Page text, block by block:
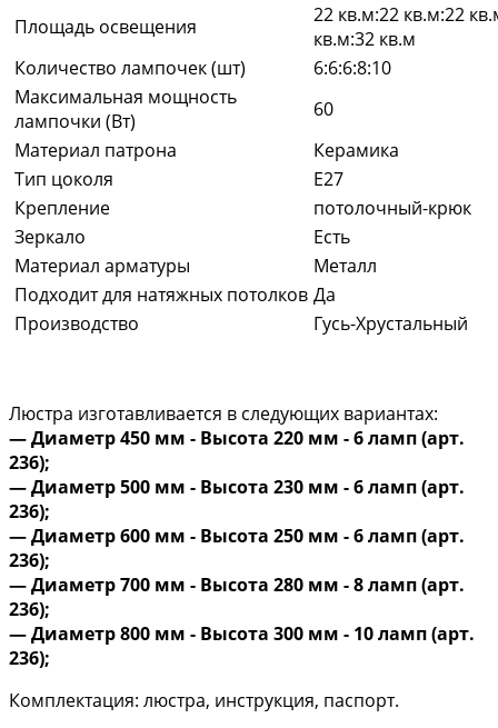
Площадь освещения
22 кв.м:22 кв.м:22
кв.м:32 кв.м
Количество лампочек (шт)
6:6:6:8:10
Максимальная мощность
лампочки (Вт)
60
Материал патрона
Керамика
Тип цоколя
E27
Крепление
потолочный-крюк
Зеркало
Есть
Материал арматуры
Металл
Подходит для натяжных потолков Да
Производство
Гусь-Хрустальный
Люстра изготавливается в следующих вариантах:
— Диаметр 450 мм - Высота 220 мм - 6 ламп (арт.
236);
— Диаметр 500 мм - Высота 230 мм - 6 ламп (арт.
236);
— Диаметр 600 мм - Высота 250 мм - 6 ламп (арт.
236);
— Диаметр 700 мм - Высота 280 мм - 8 ламп (арт.
236);
— Диаметр 800 мм - Высота 300 мм - 10 ламп (арт.
236);
Комплектация: люстра, инструкция, паспорт.